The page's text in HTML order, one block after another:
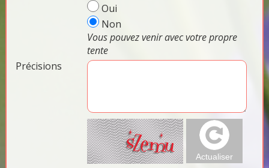
Oui
Non
Vous pouvez venir avec votre propre
tente
Précisions